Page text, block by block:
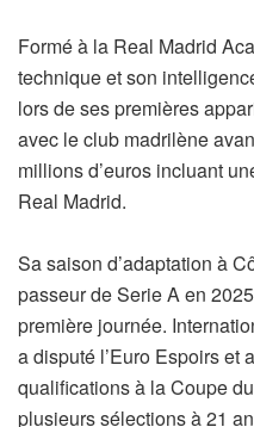
Formé à la Real Madrid
technique et son
lors de ses premières
avec le club madrilène
millions d’euros incluant
Real Madrid.
Sa saison d’adaptation à
passeur de Serie A en
première journée.
a disputé l’Euro Espoirs et
qualifications à la Coupe
plusieurs sélections à 21